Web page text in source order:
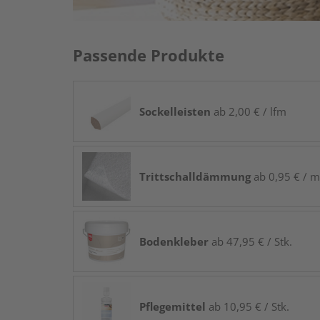
Passende Produkte
Sockelleisten ab 2,00 € / lfm
Trittschalldämmung ab 0,95 € /
Bodenkleber ab 47,95 € / Stk.
Pflegemittel ab 10,95 € / Stk.